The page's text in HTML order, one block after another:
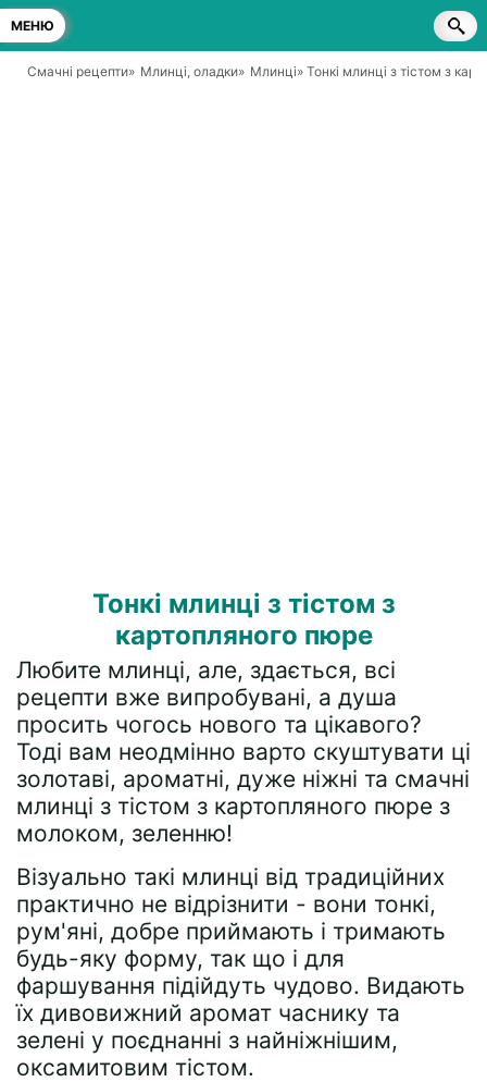
МЕНЮ
Смачні рецепти» Млинці, оладки» Млинці» Тонкі млинці з тістом з
Тонкі млинці з тістом з
картопляного пюре
Любите млинці, але, здається, всі
рецепти вже випробувані, а душа
просить чогось нового та цікавого?
Тоді вам неодмінно варто скуштувати ці
золотаві, ароматні, дуже ніжні та смачні
млинці з тістом з картопляного пюре з
молоком, зеленню!
Візуально такі млинці від традиційних
практично не відрізнити - вони тонкі,
рум'яні, добре приймають і тримають
будь-яку форму, так що і для
фаршування підійдуть чудово. Видають
їх дивовижний аромат часнику та
зелені у поєднанні з найніжнішим,
оксамитовим тістом.